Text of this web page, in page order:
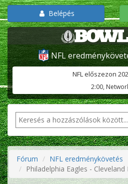
Belépés
NFL
NFL előszezon
2:00,
Fórum
NFL eredménykövetés
Philadelphia Eagles -